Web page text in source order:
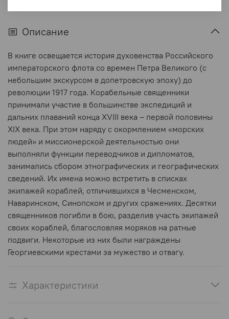
Описание
В книге освещается история духовенства Российского
императорского флота со времен Петра Великого (с
небольшим экскурсом в допетровскую эпоху) до
революции 1917 года. Корабельные священники
принимали участие в большинстве экспедиций и
дальних плаваний конца XVIII века – первой половины
XIX века. При этом наряду с окормлением «морских
людей» и миссионерской деятельностью они
выполняли функции переводчиков и дипломатов,
занимались сбором этнографических и географических
сведений. Их имена можно встретить в списках
экипажей кораблей, отличившихся в Чесменском,
Наваринском, Синопском и других сражениях. Десятки
священников погибли в бою, разделив участь экипажей
своих кораблей, благословляя моряков на ратные
подвиги. Некоторые из них были награждены
Георгиевскими крестами за мужество и отвагу.
Характеристики